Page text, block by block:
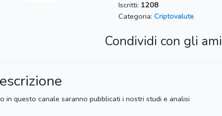
Iscritti: 1208
Categoria: Criptovalute
Condividi con gli
in questo canale saranno pubblicati i nostri studi e analisi